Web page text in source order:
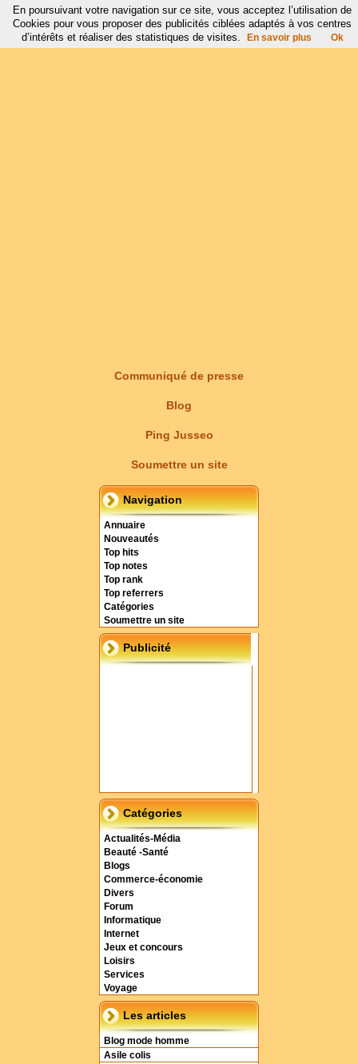
Communiqué de presse
Blog
Ping Jusseo
Soumettre un site
Navigation
Annuaire
Nouveautés
Top hits
Top notes
Top rank
Top referrers
Catégories
Soumettre un site
Publicité
Catégories
Actualités-Média
Beauté -Santé
Blogs
Commerce-économie
Divers
Forum
Informatique
Internet
Jeux et concours
Loisirs
Services
Voyage
Les articles
Blog mode homme
Asile colis
En poursuivant votre navigation sur ce site, vous acceptez l’utilisation de
Cookies pour vous proposer des publicités ciblées adaptés à vos centres
d’intérêts et réaliser des statistiques de visites.
En savoir plus Ok